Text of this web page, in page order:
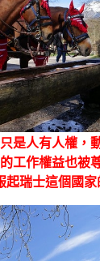
是人有人權，
工作權益也被
起瑞士這個國家